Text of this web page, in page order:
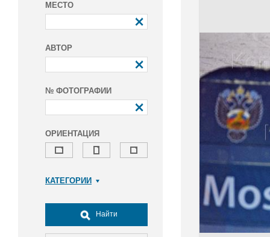
МЕСТО
АВТОР
№ ФОТОГРАФИИ
ОРИЕНТАЦИЯ
КАТЕГОРИИ
Досуг, туризм и отдых
Культура
Найти